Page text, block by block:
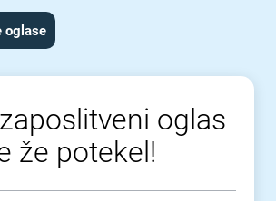
oglase
oglas
že potekel!